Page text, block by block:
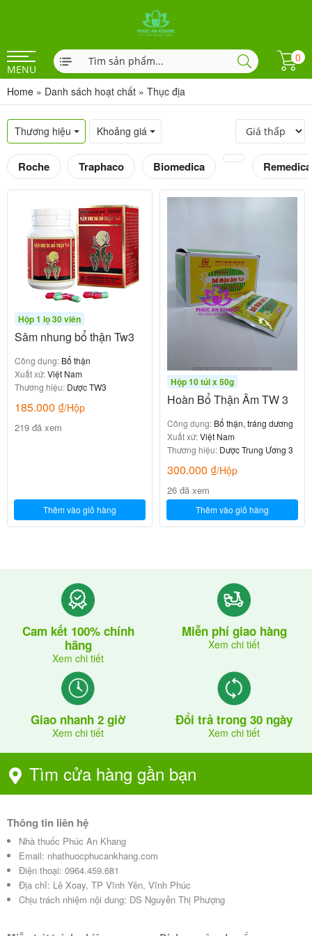
MENU
0
Home » Danh sách hoạt chất » Thục địa
Thương hiệu Khoảng giá
Roche Traphaco Biomedica Remedica
Hộp 1 lọ 30 viên
Sâm nhung bổ thận Tw3
Công dụng: Bổ thận
Xuất xứ:Việt Nam
Thương hiệu: Dược TW3
185.000 ₫/Hộp
219 đã xem
Thêm vào giỏ hàng
Hộp 10 túi x 50g
Hoàn Bổ Thận Âm TW 3
Công dụng: Bổ thận, tráng dương
Xuất xứ:Việt Nam
Thương hiệu: Dược Trung Ương 3
300.000 ₫/Hộp
26 đã xem
Thêm vào giỏ hàng
Cam kết 100% chính
hãng
Xem chi tiết
Miễn phí giao hàng
Xem chi tiết
Giao nhanh 2 giờ
Xem chi tiết
Đổi trả trong 30 ngày
Xem chi tiết
Tìm cửa hàng gần bạn
Thông tin liên hệ
Nhà thuốc Phúc An Khang
Email: nhathuocphucankhang.com
Điện thoại: 0964.459.681
Địa chỉ: Lê Xoay, TP Vĩnh Yên, Vĩnh Phúc
Chịu trách nhiệm nội dung: DS Nguyễn Thị Phượng